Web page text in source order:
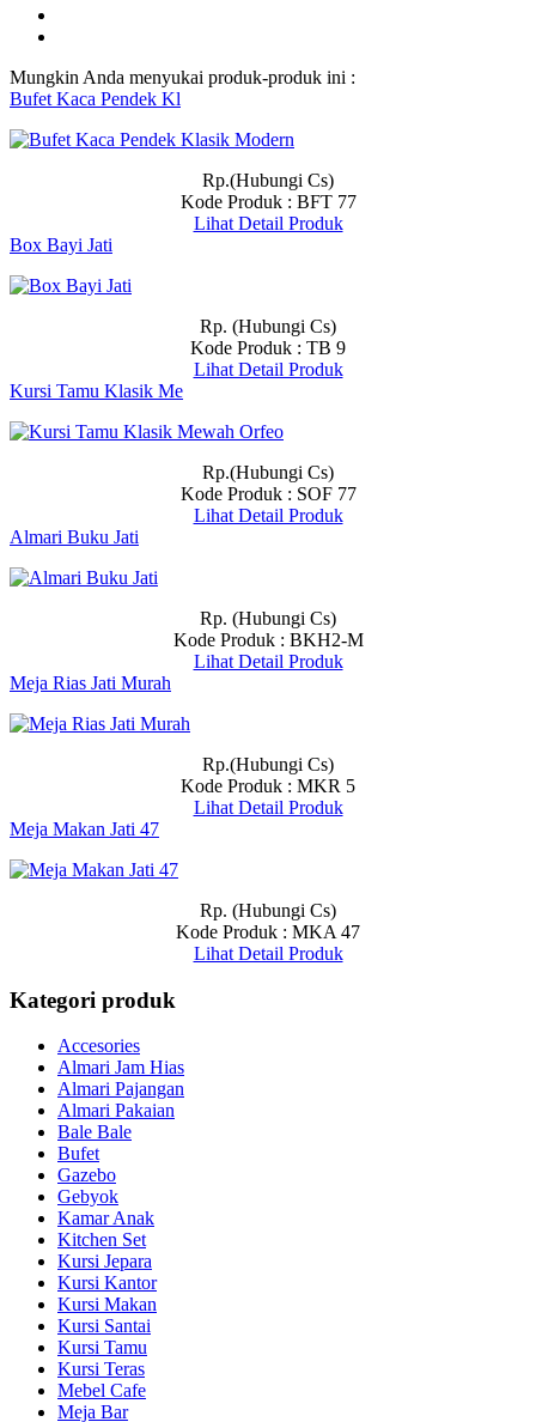
Mungkin Anda menyukai produk-produk ini :
Bufet Kaca Pendek Kl
Rp.(Hubungi Cs)
Kode Produk : BFT 77
Lihat Detail Produk
Box Bayi Jati
Rp. (Hubungi Cs)
Kode Produk : TB 9
Lihat Detail Produk
Kursi Tamu Klasik Me
Rp.(Hubungi Cs)
Kode Produk : SOF 77
Lihat Detail Produk
Almari Buku Jati
Rp. (Hubungi Cs)
Kode Produk : BKH2-M
Lihat Detail Produk
Meja Rias Jati Murah
Rp.(Hubungi Cs)
Kode Produk : MKR 5
Lihat Detail Produk
Meja Makan Jati 47
Rp. (Hubungi Cs)
Kode Produk : MKA 47
Lihat Detail Produk
Kategori produk
Accesories
Almari Jam Hias
Almari Pajangan
Almari Pakaian
Bale Bale
Bufet
Gazebo
Gebyok
Kamar Anak
Kitchen Set
Kursi Jepara
Kursi Kantor
Kursi Makan
Kursi Santai
Kursi Tamu
Kursi Teras
Mebel Cafe
Meja Bar